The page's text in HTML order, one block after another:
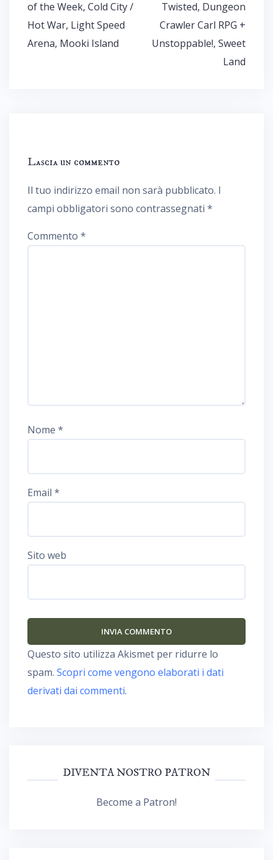
of the Week, Cold City /
Hot War, Light Speed
Arena, Mooki Island
Twisted, Dungeon
Crawler Carl RPG +
Unstoppable!, Sweet
Land
Lascia un commento
Il tuo indirizzo email non sarà pubblicato. I
campi obbligatori sono contrassegnati *
Commento *
Nome *
Email *
Sito web
Questo sito utilizza Akismet per ridurre lo
spam. Scopri come vengono elaborati i dati
derivati dai commenti.
DIVENTA NOSTRO PATRON
Become a Patron!